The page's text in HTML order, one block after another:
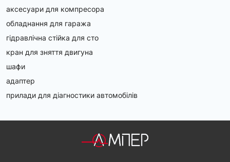
аксесуари для компресора
обладнання для гаража
гідравлічна стійка для сто
кран для зняття двигуна
шафи
адаптер
прилади для діагностики автомобілів